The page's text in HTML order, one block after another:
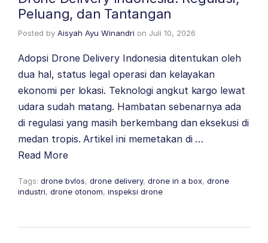
Peluang, dan Tantangan
Posted by Aisyah Ayu Winandri on Juli 10, 2026
Adopsi Drone Delivery Indonesia ditentukan oleh
dua hal, status legal operasi dan kelayakan
ekonomi per lokasi. Teknologi angkut kargo lewat
udara sudah matang. Hambatan sebenarnya ada
di regulasi yang masih berkembang dan eksekusi di
medan tropis. Artikel ini memetakan di …
Read More
Tags: drone bvlos, drone delivery, drone in a box, drone
industri, drone otonom, inspeksi drone